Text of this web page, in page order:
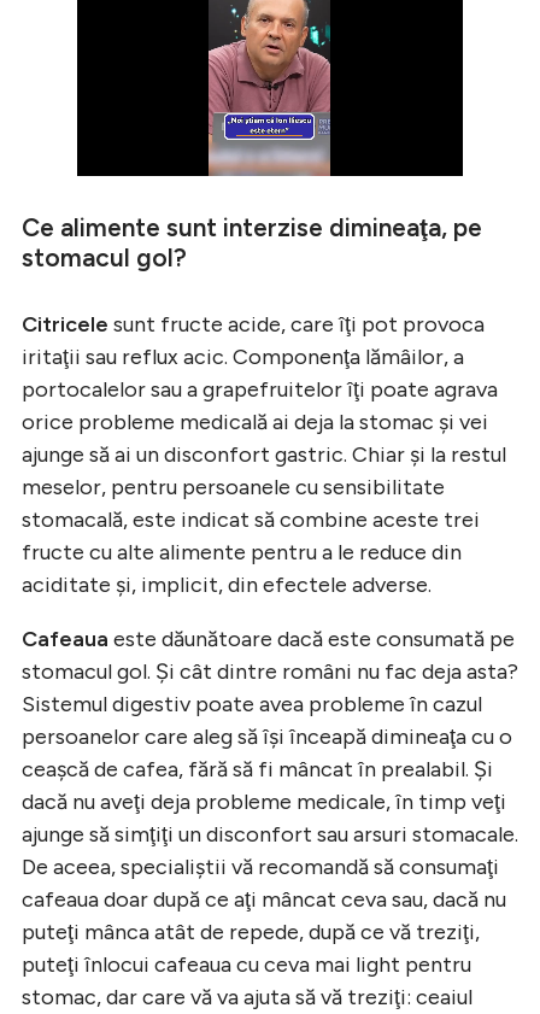
Ce alimente sunt interzise dimineaţa, pe
stomacul gol?
Citricele sunt fructe acide, care îţi pot provoca
iritaţii sau reflux acic. Componenţa lămâilor, a
portocalelor sau a grapefruitelor îţi poate agrava
orice probleme medicală ai deja la stomac şi vei
ajunge să ai un disconfort gastric. Chiar şi la restul
meselor, pentru persoanele cu sensibilitate
stomacală, este indicat să combine aceste trei
fructe cu alte alimente pentru a le reduce din
aciditate şi, implicit, din efectele adverse.
Cafeaua este dăunătoare dacă este consumată pe
stomacul gol. Şi cât dintre români nu fac deja asta?
Sistemul digestiv poate avea probleme în cazul
persoanelor care aleg să îşi înceapă dimineaţa cu o
ceaşcă de cafea, fără să fi mâncat în prealabil. Şi
dacă nu aveţi deja probleme medicale, în timp veţi
ajunge să simţiţi un disconfort sau arsuri stomacale.
De aceea, specialiştii vă recomandă să consumaţi
cafeaua doar după ce aţi mâncat ceva sau, dacă nu
puteţi mânca atât de repede, după ce vă treziţi,
puteţi înlocui cafeaua cu ceva mai light pentru
stomac, dar care vă va ajuta să vă treziţi: ceaiul